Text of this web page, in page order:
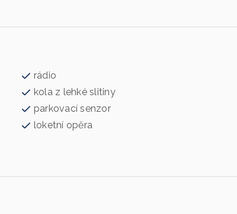
rádio
kola z lehké slitiny
parkovací senzor
loketní opěra